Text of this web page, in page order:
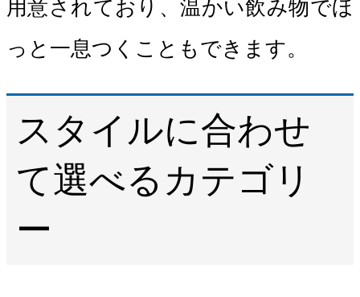
用意されており、温かい飲み物でほ
っと一息つくこともできます。
スタイルに合わせ
て選べるカテゴリ
ー